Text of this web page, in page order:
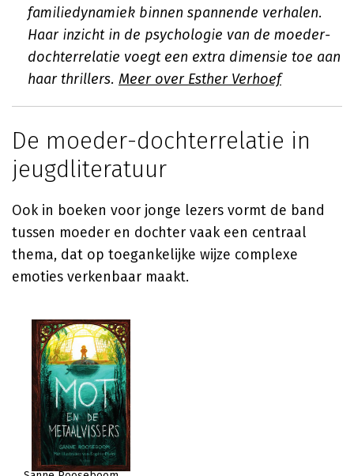
familiedynamiek binnen spannende verhalen.
Haar inzicht in de psychologie van de moeder-
dochterrelatie voegt een extra dimensie toe aan
haar thrillers. Meer over Esther Verhoef
De moeder-dochterrelatie in
jeugdliteratuur
Ook in boeken voor jonge lezers vormt de band
tussen moeder en dochter vaak een centraal
thema, dat op toegankelijke wijze complexe
emoties verkenbaar maakt.